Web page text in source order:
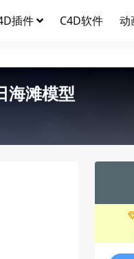
插件 C4D软件 动
海滩模型